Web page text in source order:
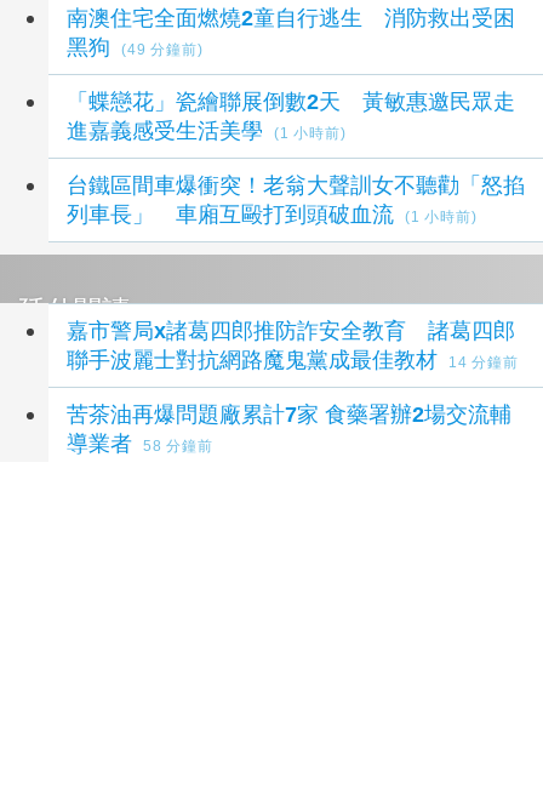
南澳住宅全面燃燒2童自行逃生 消防救出受困
黑狗
(49 分鐘前)
「蝶戀花」瓷繪聯展倒數2天 黃敏惠邀民眾走
進嘉義感受生活美學
(1 小時前)
台鐵區間車爆衝突！老翁大聲訓女不聽勸「怒掐
列車長」 車廂互毆打到頭破血流
(1 小時前)
延伸閱讀
嘉市警局x諸葛四郎推防詐安全教育 諸葛四郎
聯手波麗士對抗網路魔鬼黨成最佳教材
14 分鐘前
苦茶油再爆問題廠累計7家 食藥署辦2場交流輔
導業者
58 分鐘前